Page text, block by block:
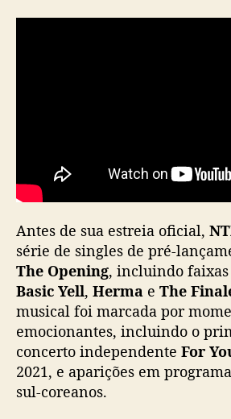
Antes de sua estreia oficial,
série de singles de pré-
The Opening, incluindo faixas
Basic Yell, Herma e The
musical foi marcada por
emocionantes, incluindo o
concerto independente For
2021, e aparições em
sul-coreanos.